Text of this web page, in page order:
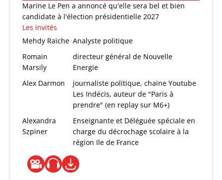
Marine Le Pen a annoncé qu'elle sera bel et bien
candidate à l'élection présidentielle 2027
Les invités
Mehdy Raïche Analyste politique
Romain
Marsily
directeur général de Nouvelle
Energie
Alex Darmon
journaliste politique, chaine Youtube
Les Indécis, auteur de "Paris à
prendre" (en replay sur M6+)
Alexandra
Szpiner
Enseignante et Déléguée spéciale en
charge du décrochage scolaire à la
région Ile de France